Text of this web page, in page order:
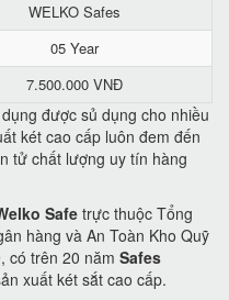
WELKO Safes
05 Year
7.500.000 VNĐ
được sủ dụng cho nhiều
két cao cấp luôn đem đến
tử chất lượng uy tín hàng
Safe trực thuộc Tổng
hàng và An Toàn Kho Quỹ
có trên 20 năm Safes
xuất két sắt cao cấp.